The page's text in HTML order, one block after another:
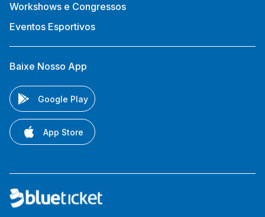
Workshows e Congressos
Eventos Esportivos
Baixe Nosso App
Google Play
App Store